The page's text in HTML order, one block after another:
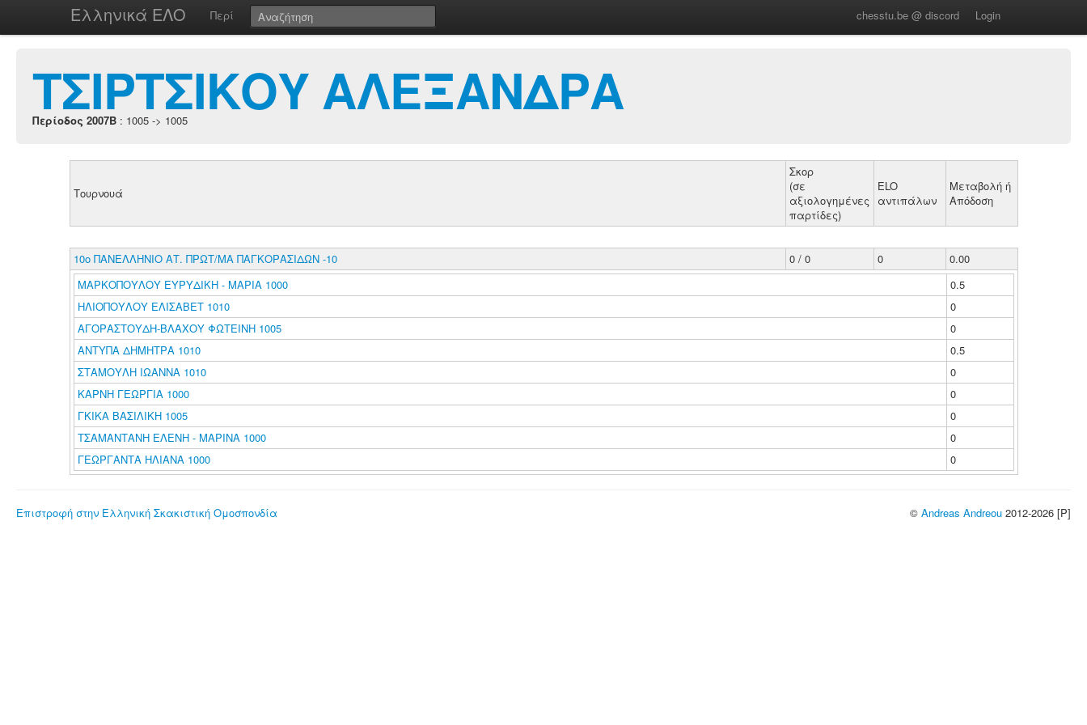
Ελληνικά ΕΛΟ Περί chesstu.be @ discord Login
ΤΣΙΡΤΣΙΚΟΥ ΑΛΕΞΑΝΔΡΑ
Περίοδος 2007B : 1005 -> 1005
Τουρνουά
Σκορ
(σε
αξιολογημένες
παρτίδες)
ELO
αντιπάλων
Μεταβολή ή
Απόδοση
10ο ΠΑΝΕΛΛΗΝΙΟ ΑΤ. ΠΡΩΤ/ΜΑ ΠΑΓΚΟΡΑΣΙΔΩΝ -10 0 / 0 0
0.00
ΜΑΡΚΟΠΟΥΛΟΥ ΕΥΡΥΔΙΚΗ - ΜΑΡΙΑ 1000
0.5
ΗΛΙΟΠΟΥΛΟΥ ΕΛΙΣΑΒΕΤ 1010
0
ΑΓΟΡΑΣΤΟΥΔΗ-ΒΛΑΧΟΥ ΦΩΤΕΙΝΗ 1005
0
ΑΝΤΥΠΑ ΔΗΜΗΤΡΑ 1010
0.5
ΣΤΑΜΟΥΛΗ ΙΩΑΝΝΑ 1010
0
ΚΑΡΝΗ ΓΕΩΡΓΙΑ 1000
0
ΓΚΙΚΑ ΒΑΣΙΛΙΚΗ 1005
0
ΤΣΑΜΑΝΤΑΝΗ ΕΛΕΝΗ - ΜΑΡΙΝΑ 1000
0
ΓΕΩΡΓΑΝΤΑ ΗΛΙΑΝΑ 1000
0
Επιστροφή στην Ελληνική Σκακιστική Ομοσπονδία © Andreas Andreou 2012-2026 [P]